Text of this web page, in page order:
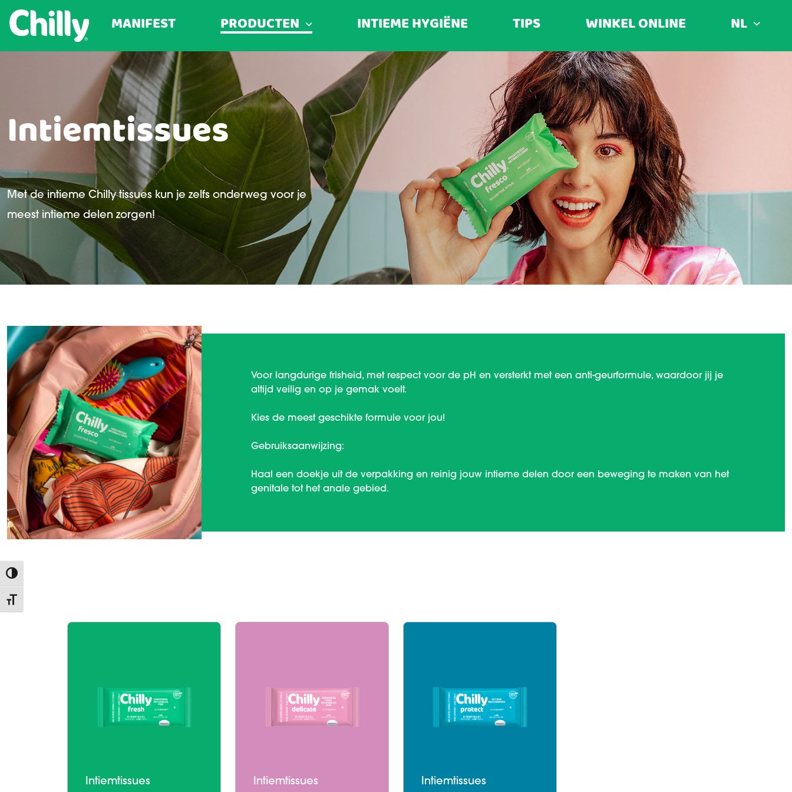
Keuze voor hoog contrast
Kies grootte van het lettertype
MANIFEST PRODUCTEN INTIEME HYGIËNE TIPS WINKEL ONLINE NL
Intiemtissues
Met de intieme Chilly tissues kun je zelfs onderweg voor je
meest intieme delen zorgen!
Voor langdurige frisheid, met respect voor de pH en versterkt met een anti-geurformule, waardoor jij je
altijd veilig en op je gemak voelt.
Kies de meest geschikte formule voor jou!
Gebruiksaanwijzing:
Haal een doekje uit de verpakking en reinig jouw intieme delen door een beweging te maken van het
genitale tot het anale gebied.
Intiemtissues Intiemtissues Intiemtissues